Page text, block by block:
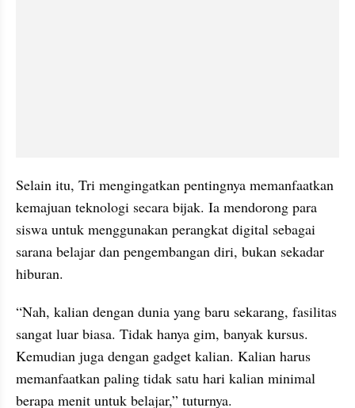
Selain itu, Tri mengingatkan pentingnya memanfaatkan
kemajuan teknologi secara bijak. Ia mendorong para
siswa untuk menggunakan perangkat digital sebagai
sarana belajar dan pengembangan diri, bukan sekadar
hiburan.
“Nah, kalian dengan dunia yang baru sekarang, fasilitas
sangat luar biasa. Tidak hanya gim, banyak kursus.
Kemudian juga dengan gadget kalian. Kalian harus
memanfaatkan paling tidak satu hari kalian minimal
berapa menit untuk belajar,” tuturnya.